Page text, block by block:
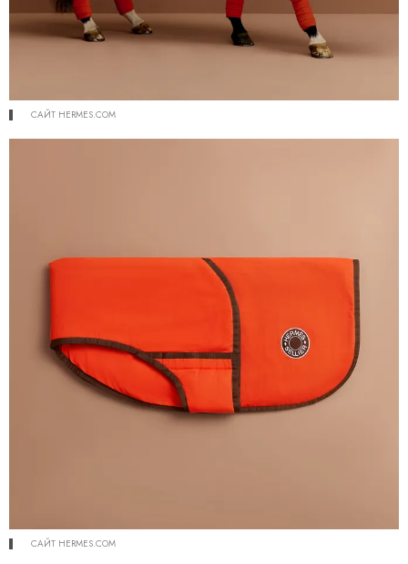
САЙТ HERMES.COM
САЙТ HERMES.COM